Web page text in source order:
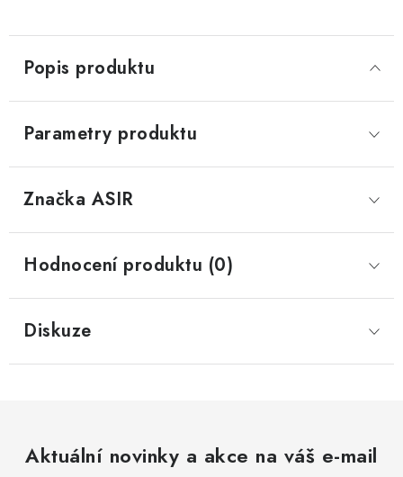
Popis produktu
Parametry produktu
Značka ASIR
Hodnocení produktu (0)
Diskuze
Aktuální novinky a akce na váš e-mail